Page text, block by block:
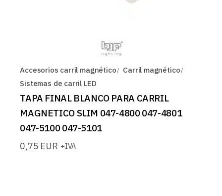
Accesorios carril magnético
Carril magnético
Sistemas de carril LED
TAPA FINAL BLANCO PARA CARRIL
MAGNETICO SLIM 047-4800 047-4801
047-5100 047-5101
0,75 EUR +IVA